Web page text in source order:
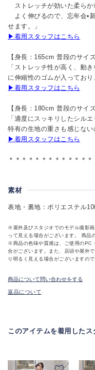
ストレッチが効いた柔らか
よく伸びるので、忘年会•
せます。」
▶着用スタッフはこちら
【身長：165cm 普段のサイ
「ストレッチ性が高く、動
に伸縮性のゴムが入っており
▶着用スタッフはこちら
【身長：180cm 普段のサイ
「適度にスッキリしたシル
特有の生地の重さも感じない
▶着用スタッフはこちら
＊＊＊＊＊＊＊＊＊＊＊＊
素材
表地・裏地：ポリエステル
※屋外及びスタジオでのモデル撮影
って見える場合がございます。 商品
※商品の色味や質感は、ご使用のPC
合がございます。また、店頭や屋外
り明るく見える場合がございますの
商品について問い合わせをする
返品について
このアイテムを着用したス